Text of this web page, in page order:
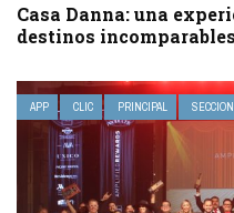
Casa Danna: una
destinos incomparables
APP CLIC PRINCIPAL